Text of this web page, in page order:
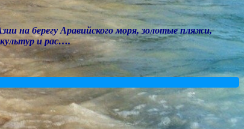
на берегу Аравийского моря, золотые пляжи,
и рас….